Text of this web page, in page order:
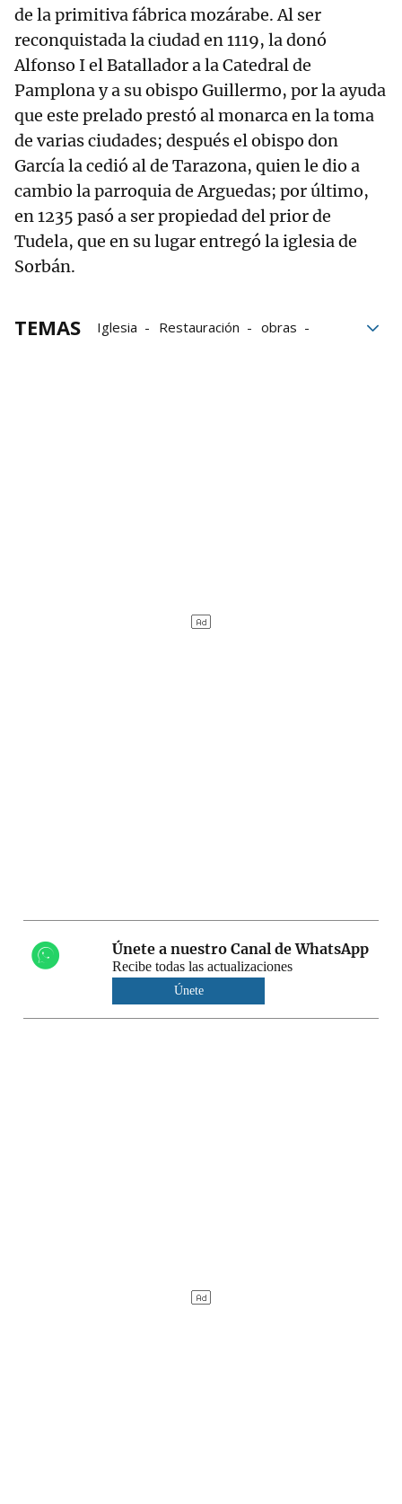
de la primitiva fábrica mozárabe. Al ser
reconquistada la ciudad en 1119, la donó
Alfonso I el Batallador a la Catedral de
Pamplona y a su obispo Guillermo, por la ayuda
que este prelado prestó al monarca en la toma
de varias ciudades; después el obispo don
García la cedió al de Tarazona, quien le dio a
cambio la parroquia de Arguedas; por último,
en 1235 pasó a ser propiedad del prior de
Tudela, que en su lugar entregó la iglesia de
Sorbán.
TEMAS Iglesia Restauración
obras
Únete a nuestro Canal de WhatsApp
Recibe todas las actualizaciones
Únete